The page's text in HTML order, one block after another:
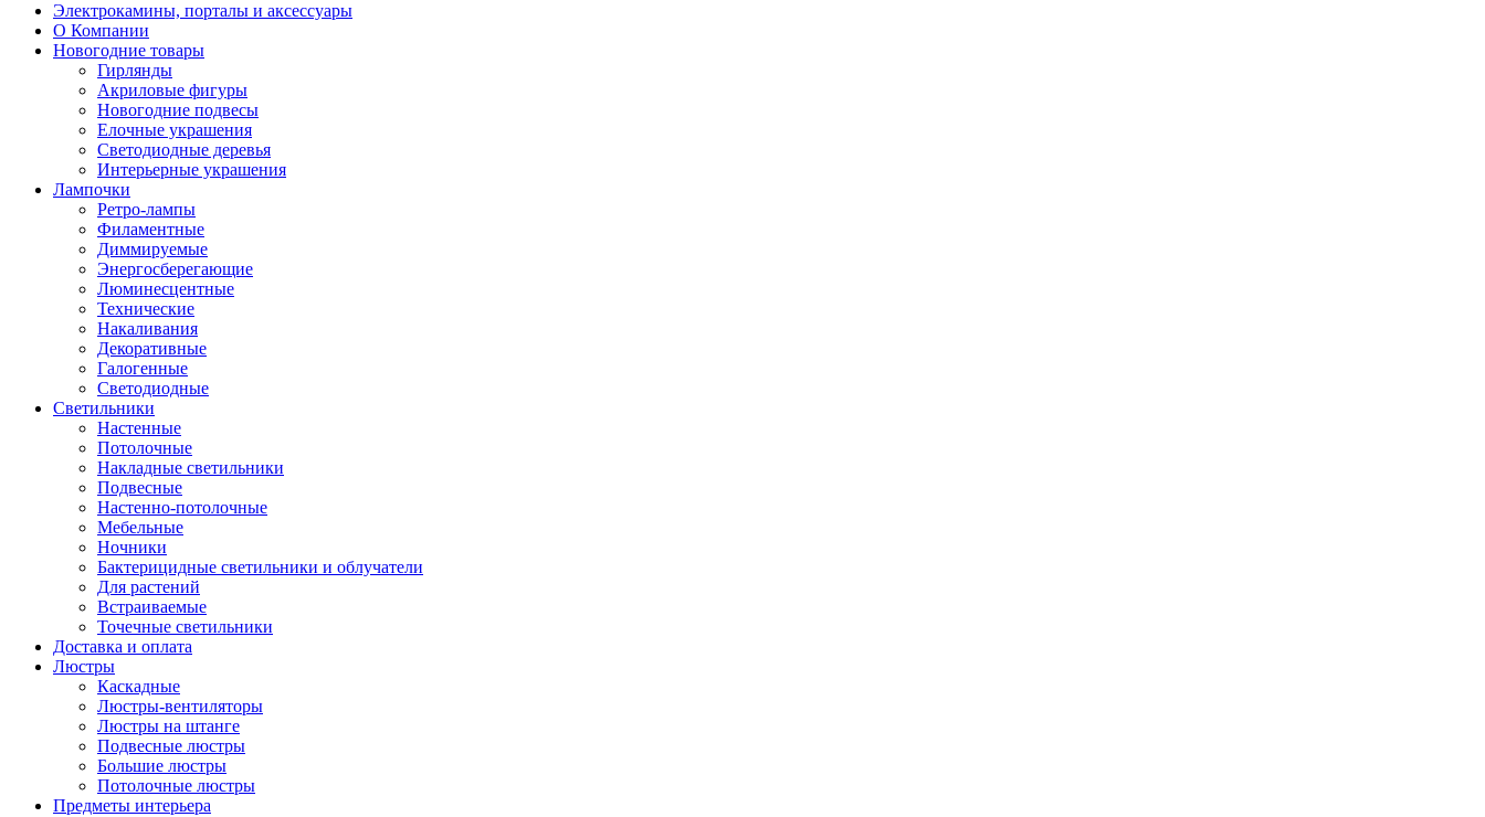
Электрокамины, порталы и аксессуары
О Компании
Новогодние товары
Гирлянды
Акриловые фигуры
Новогодние подвесы
Елочные украшения
Светодиодные деревья
Интерьерные украшения
Лампочки
Ретро-лампы
Филаментные
Диммируемые
Энергосберегающие
Люминесцентные
Технические
Накаливания
Декоративные
Галогенные
Светодиодные
Светильники
Настенные
Потолочные
Накладные светильники
Подвесные
Настенно-потолочные
Мебельные
Ночники
Бактерицидные светильники и облучатели
Для растений
Встраиваемые
Точечные светильники
Доставка и оплата
Люстры
Каскадные
Люстры-вентиляторы
Люстры на штанге
Подвесные люстры
Большие люстры
Потолочные люстры
Предметы интерьера